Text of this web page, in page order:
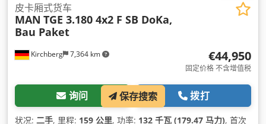
Kirchberg 7,364 km
皮卡厢式货车
MAN TGE 3.180 4x2 F SB DoKa,
Bau Paket
€44,950
固定价格 不含增值税
询问 拨打
状况: 二手, 里程: 159 公里, 功率: 132 千瓦 (179.47 马力), 首次
保存搜索